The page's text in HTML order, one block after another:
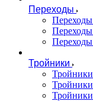
Переходы
Переходы
Переходы
Тройники
Тройники